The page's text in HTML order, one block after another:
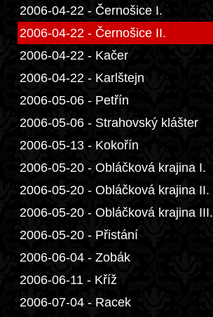
2006-04-22 - Černošice I.
2006-04-22 - Černošice II.
2006-04-22 - Kačer
2006-04-22 - Karlštejn
2006-05-06 - Petřín
2006-05-06 - Strahovský klášter
2006-05-13 - Kokořín
2006-05-20 - Obláčková krajina I.
2006-05-20 - Obláčková krajina II.
2006-05-20 - Obláčková krajina III.
2006-05-20 - Přistání
2006-06-04 - Zobák
2006-06-11 - Kříž
2006-07-04 - Racek